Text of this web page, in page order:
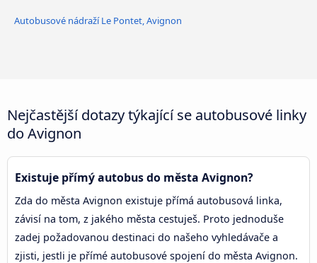
Autobusové nádraží Le Pontet, Avignon
Nejčastější dotazy týkající se autobusové linky
do Avignon
Existuje přímý autobus do města Avignon?
Zda do města Avignon existuje přímá autobusová linka,
závisí na tom, z jakého města cestuješ. Proto jednoduše
zadej požadovanou destinaci do našeho vyhledávače a
zjisti, jestli je přímé autobusové spojení do města Avignon.